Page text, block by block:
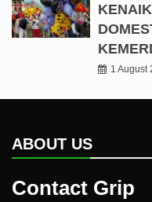
1 August
ABOUT US
Contact Grip